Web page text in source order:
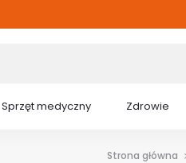
Sprzęt medyczny Zdrowie
Strona główna